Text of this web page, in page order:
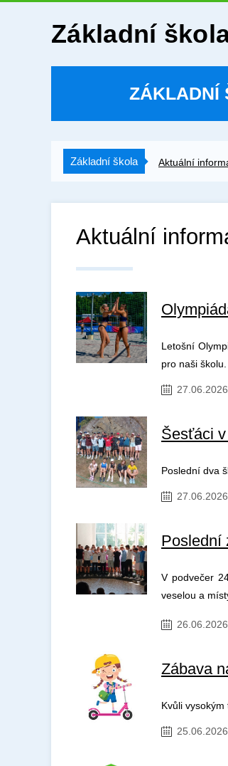
Základní
ZÁKLADNÍ
Základní škola Aktuální
Aktuální
Letošní
pro naši školu.
27.06.2026
Šesťáci
Poslední dva
27.06.2026
Poslední
V podvečer
veselou a
26.06.2026
Zábava
Kvůli
25.06.2026